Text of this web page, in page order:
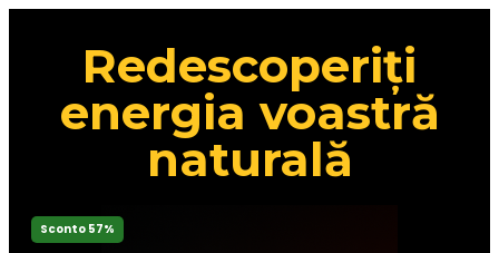
Redescoperiți
energia voastră
naturală
Sconto 57%